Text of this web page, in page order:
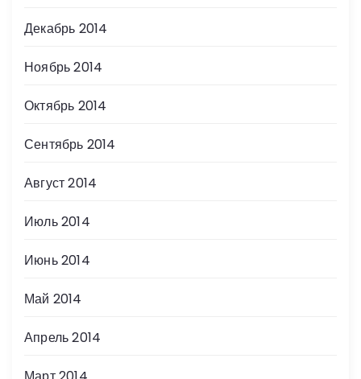
Декабрь 2014
Ноябрь 2014
Октябрь 2014
Сентябрь 2014
Август 2014
Июль 2014
Июнь 2014
Май 2014
Апрель 2014